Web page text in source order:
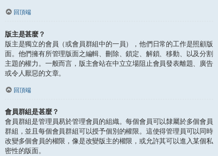
回頂端
版主是甚麼？
版主是獨立的會員（或會員群組中的一員），他們日常的工作是照顧版
面。他們擁有所管理版面之編輯、刪除、鎖定、解鎖、移動、以及分割
主題的權力。一般而言，版主會站在中立立場阻止會員發表離題、廣告
或令人厭惡的文章。
回頂端
會員群組是甚麼？
會員群組是管理員易於管理會員的組織。每個會員可以隸屬於多個會員
群組，並且每個會員群組可以授予個別的權限。這使得管理員可以同時
改變多個會員的權限，像是改變版主的權限，或允許其可以進入某個私
密性的版面。